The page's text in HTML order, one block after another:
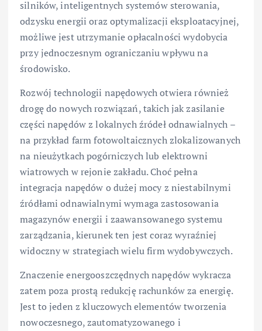
silników, inteligentnych systemów sterowania,
odzysku energii oraz optymalizacji eksploatacyjnej,
możliwe jest utrzymanie opłacalności wydobycia
przy jednoczesnym ograniczaniu wpływu na
środowisko.
Rozwój technologii napędowych otwiera również
drogę do nowych rozwiązań, takich jak zasilanie
części napędów z lokalnych źródeł odnawialnych –
na przykład farm fotowoltaicznych zlokalizowanych
na nieużytkach pogórniczych lub elektrowni
wiatrowych w rejonie zakładu. Choć pełna
integracja napędów o dużej mocy z niestabilnymi
źródłami odnawialnymi wymaga zastosowania
magazynów energii i zaawansowanego systemu
zarządzania, kierunek ten jest coraz wyraźniej
widoczny w strategiach wielu firm wydobywczych.
Znaczenie energooszczędnych napędów wykracza
zatem poza prostą redukcję rachunków za energię.
Jest to jeden z kluczowych elementów tworzenia
nowoczesnego, zautomatyzowanego i